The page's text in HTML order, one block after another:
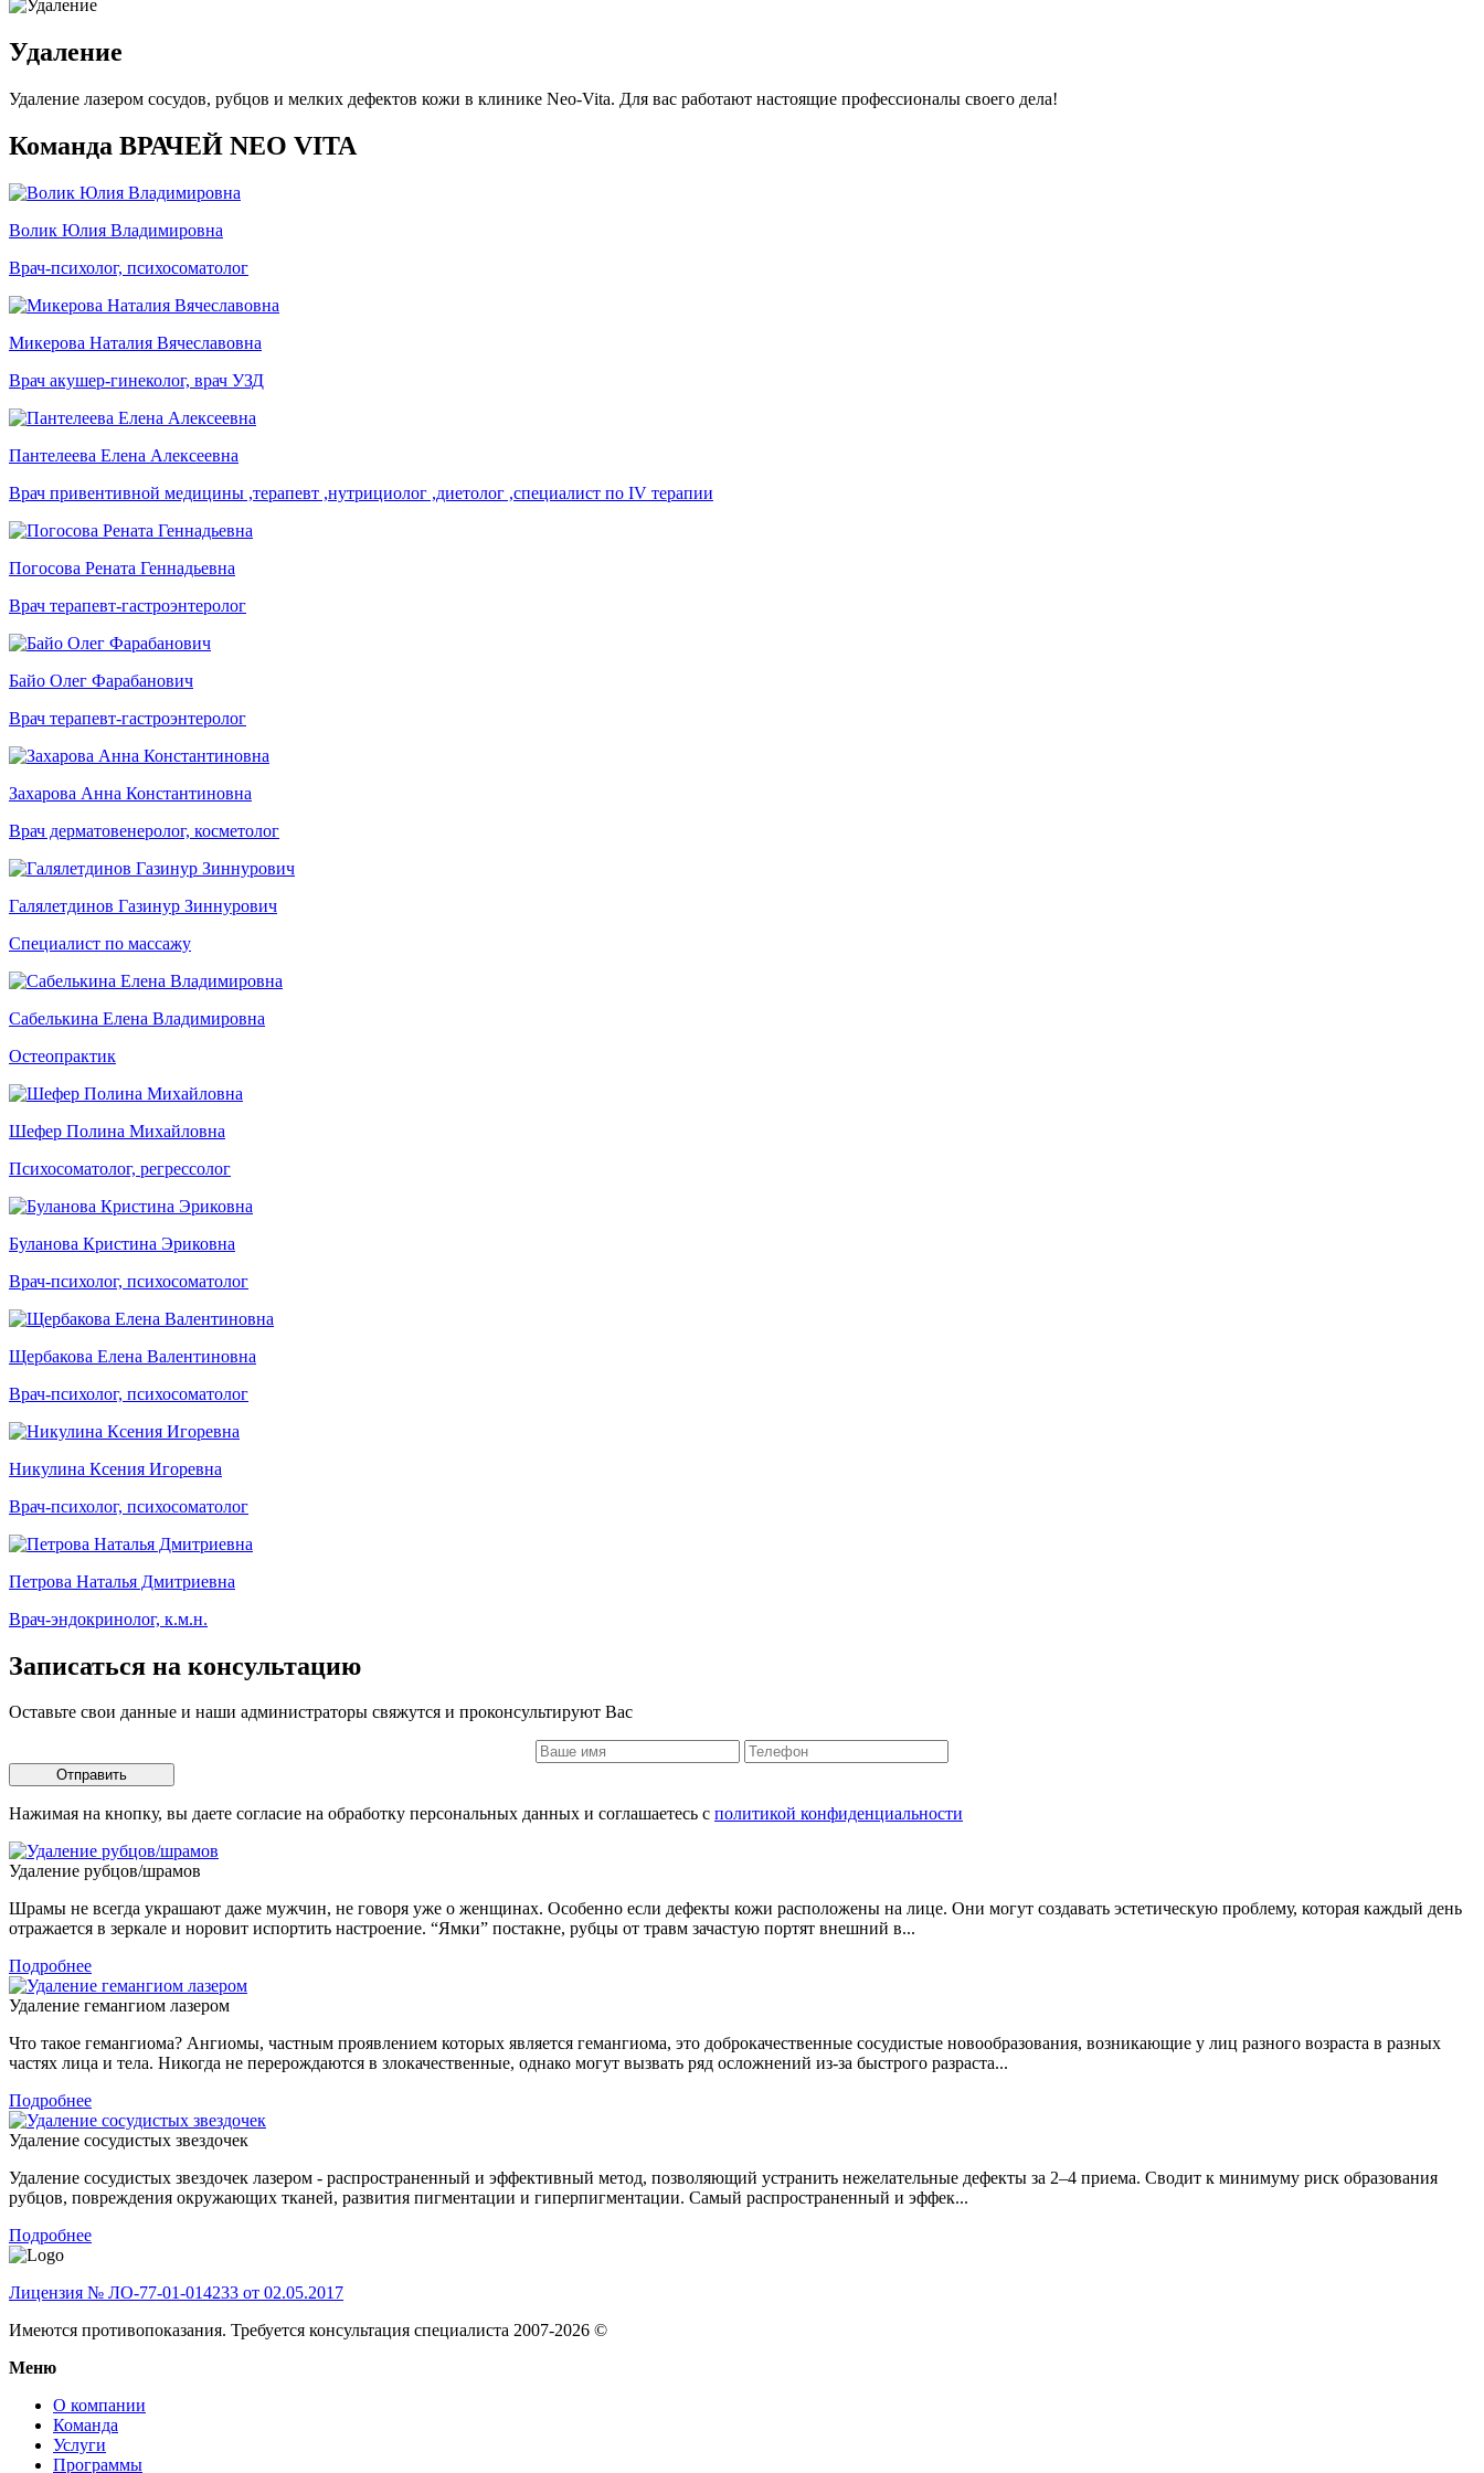
Удаление
Удаление лазером сосудов, рубцов и мелких дефектов кожи в клинике Neo-Vita. Для вас работают настоящие профессионалы своего дела!
Команда ВРАЧЕЙ NEO VITA
Волик Юлия Владимировна
Врач-психолог, психосоматолог
Микерова Наталия Вячеславовна
Врач акушер-гинеколог, врач УЗД
Пантелеева Елена Алексеевна
Врач привентивной медицины ,терапевт ,нутрициолог ,диетолог ,специалист по IV терапии
Погосова Рената Геннадьевна
Врач терапевт-гастроэнтеролог
Байо Олег Фарабанович
Врач терапевт-гастроэнтеролог
Захарова Анна Константиновна
Врач дерматовенеролог, косметолог
Галялетдинов Газинур Зиннурович
Специалист по массажу
Сабелькина Елена Владимировна
Остеопрактик
Шефер Полина Михайловна
Психосоматолог, регрессолог
Буланова Кристина Эриковна
Врач-психолог, психосоматолог
Щербакова Елена Валентиновна
Врач-психолог, психосоматолог
Никулина Ксения Игоревна
Врач-психолог, психосоматолог
Петрова Наталья Дмитриевна
Врач-эндокринолог, к.м.н.
Записаться на консультацию
Оставьте свои данные и наши администраторы свяжутся и проконсультируют Вас
Отправить
Нажимая на кнопку, вы даете согласие на обработку персональных данных и соглашаетесь c политикой конфиденциальности
Удаление рубцов/шрамов
Шрамы не всегда украшают даже мужчин, не говоря уже о женщинах. Особенно если дефекты кожи расположены на лице. Они могут создавать эстетическую проблему, которая каждый день
отражается в зеркале и норовит испортить настроение. “Ямки” постакне, рубцы от травм зачастую портят внешний в...
Подробнее
Удаление гемангиом лазером
Что такое гемангиома? Ангиомы, частным проявлением которых является гемангиома, это доброкачественные сосудистые новообразования, возникающие у лиц разного возраста в разных
частях лица и тела. Никогда не перерождаются в злокачественные, однако могут вызвать ряд осложнений из-за быстрого разраста...
Подробнее
Удаление сосудистых звездочек
Удаление сосудистых звездочек лазером - распространенный и эффективный метод, позволяющий устранить нежелательные дефекты за 2–4 приема. Сводит к минимуму риск образования
рубцов, повреждения окружающих тканей, развития пигментации и гиперпигментации. Самый распространенный и эффек...
Подробнее
Лицензия № ЛО-77-01-014233 от 02.05.2017
Имеются противопоказания. Требуется консультация специалиста 2007-2026 ©
Меню
О компании
Команда
Услуги
Программы